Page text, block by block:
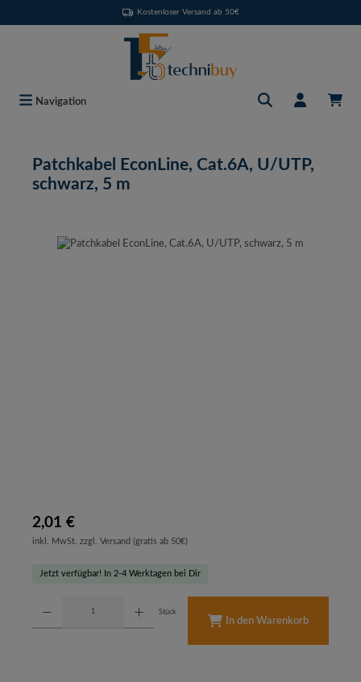
Kostenloser Versand ab 50€
Navigation
Patchkabel EconLine, Cat.6A, U/UTP,
schwarz, 5 m
Bildergalerie überspringen
2,01 €
inkl. MwSt. zzgl. Versand (gratis ab 50€)
Jetzt verfügbar! In 2-4 Werktagen bei Dir
Stück
In den Warenkorb